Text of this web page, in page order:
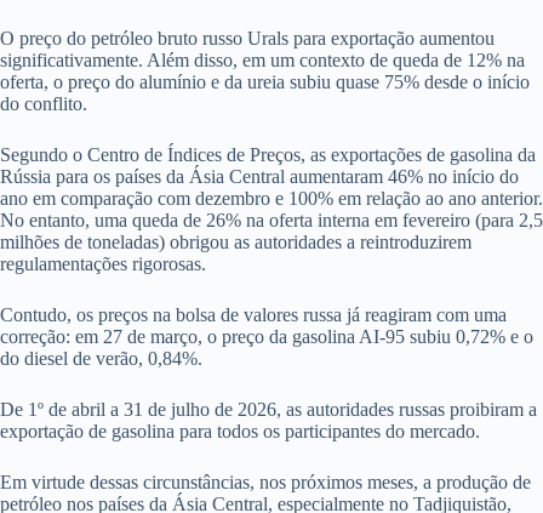
O preço do petróleo bruto russo Urals para exportação aumentou
significativamente. Além disso, em um contexto de queda de 12% na
oferta, o preço do alumínio e da ureia subiu quase 75% desde o início
do conflito.
Segundo o Centro de Índices de Preços, as exportações de gasolina da
Rússia para os países da Ásia Central aumentaram 46% no início do
ano em comparação com dezembro e 100% em relação ao ano anterior.
No entanto, uma queda de 26% na oferta interna em fevereiro (para 2,5
milhões de toneladas) obrigou as autoridades a reintroduzirem
regulamentações rigorosas.
Contudo, os preços na bolsa de valores russa já reagiram com uma
correção: em 27 de março, o preço da gasolina AI-95 subiu 0,72% e o
do diesel de verão, 0,84%.
De 1º de abril a 31 de julho de 2026, as autoridades russas proibiram a
exportação de gasolina para todos os participantes do mercado.
Em virtude dessas circunstâncias, nos próximos meses, a produção de
petróleo nos países da Ásia Central, especialmente no Tadjiquistão,